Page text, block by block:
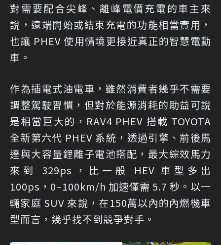
對需要配合尖峰、離峰電價充電的車主來
說，遠端開始或結束充電的功能相當實用，
也讓 PHEV 使用情境更接近真正的智慧電動
車。
作為插電式油電車，雖然消費者幾乎不需要
調整駕駛習慣，但對於能源消耗的助益可說
是相當巨大的，RAV4 PHEV 搭載 TOYOTA
全新第六代 PHEV 系統，透過引擎、前後馬
達與大容量鋰離子電池搭配，最大綜效馬力
來到 329ps，比一般 HEV 車型多出
100ps，0–100km/h 加速僅需 5.7 秒。以一
輛家庭 SUV 來說，在150萬以內的內燃機車
型而言，幾乎找不到競爭對手。